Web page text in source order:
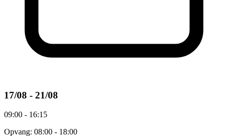
17/08 - 21/08
09:00 - 16:15
Opvang: 08:00 - 18:00